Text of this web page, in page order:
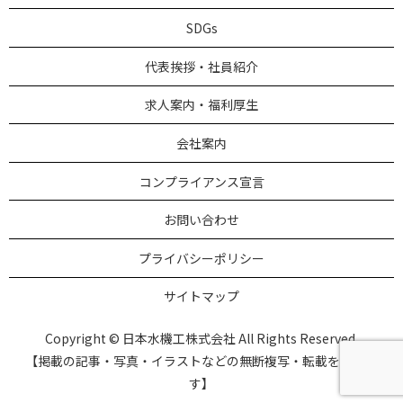
SDGs
代表挨拶・社員紹介
求人案内・福利厚生
会社案内
コンプライアンス宣言
お問い合わせ
プライバシーポリシー
サイトマップ
Copyright © 日本水機工株式会社 All Rights Reserved.
【掲載の記事・写真・イラストなどの無断複写・転載を禁じま
す】